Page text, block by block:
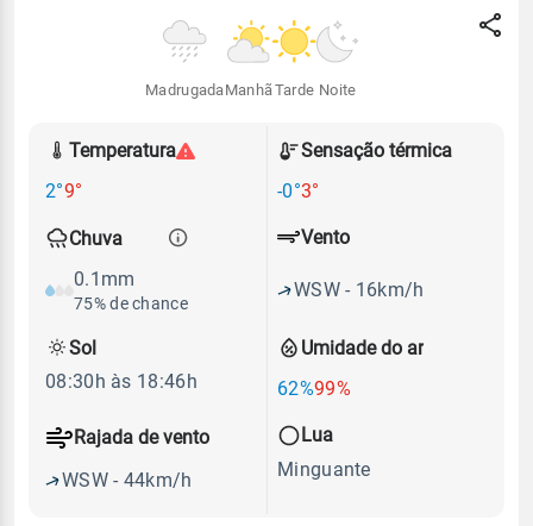
Madrugada Manhã Tarde Noite
Temperatura
2°9°
Sensação térmica
-0°3°
Chuva
0.1mm
75% de chance
Umidade do ar
62%99%
Vento
WSW - 16km/h
Rajada de vento
WSW - 44km/h
Sol
08:30h às 18:46h
Lua
Minguante